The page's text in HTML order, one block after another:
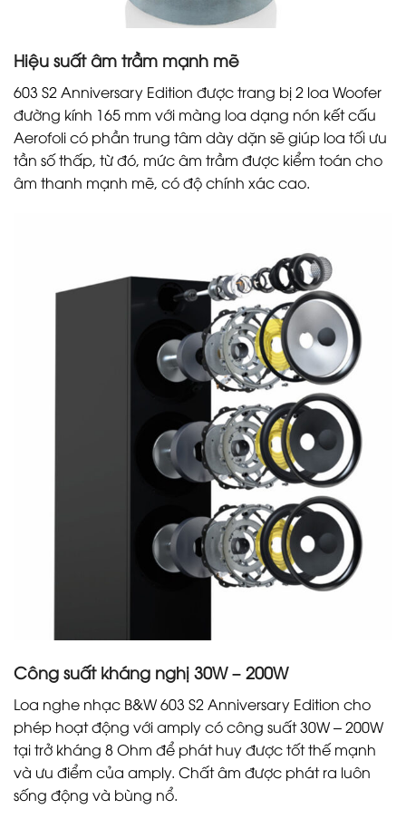
Hiệu suất âm trầm mạnh mẽ
603 S2 Anniversary Edition được trang bị 2 loa Woofer
đường kính 165 mm với màng loa dạng nón kết cấu
Aerofoli có phần trung tâm dày dặn sẽ giúp loa tối ưu
tần số thấp, từ đó, mức âm trầm được kiểm toán cho
âm thanh mạnh mẽ, có độ chính xác cao.
Công suất kháng nghị 30W – 200W
Loa nghe nhạc B&W 603 S2 Anniversary Edition cho
phép hoạt động với amply có công suất 30W – 200W
tại trở kháng 8 Ohm để phát huy được tốt thế mạnh
và ưu điểm của amply. Chất âm được phát ra luôn
sống động và bùng nổ.